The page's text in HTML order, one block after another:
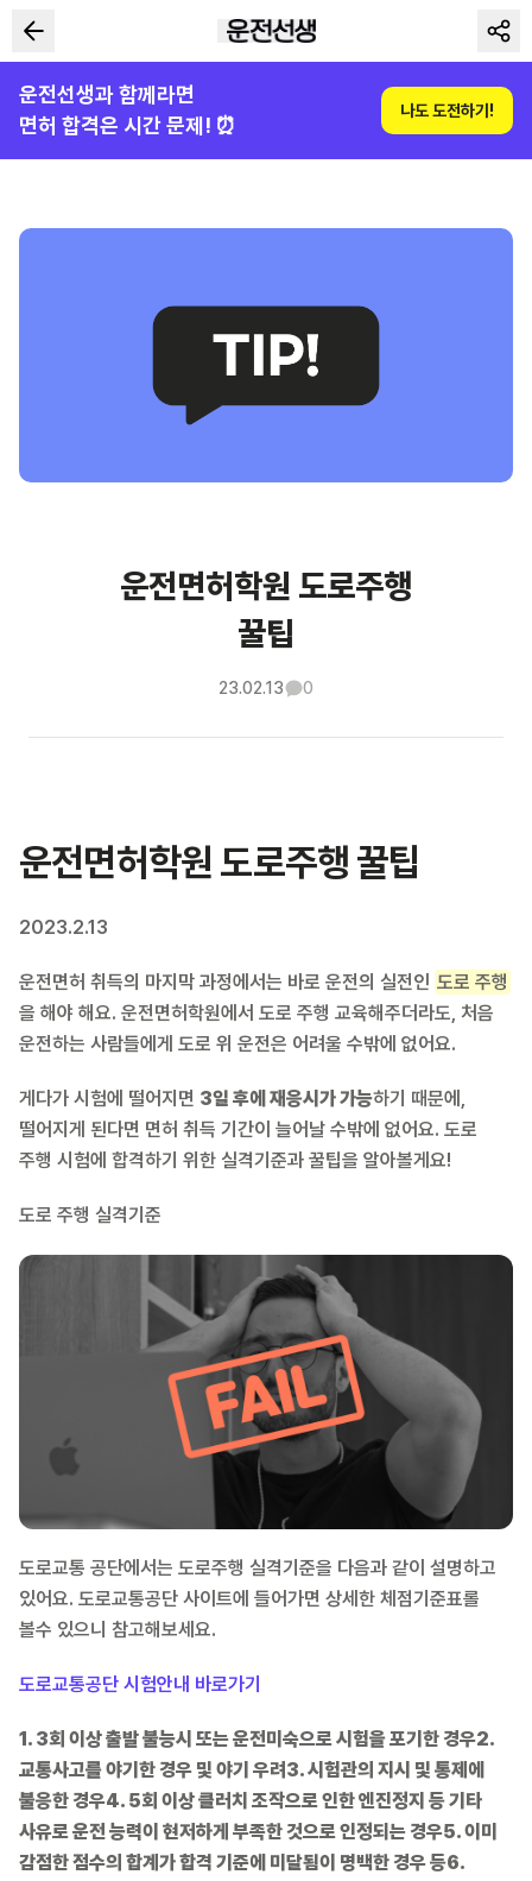
운전선생과 함께라면
면허 합격은 시간 문제! ⏰
나도 도전하기!
운전면허학원 도로주행
꿀팁
23.02.13 0
운전면허학원 도로주행 꿀팁
2023.2.13
운전면허 취득의 마지막 과정에서는 바로 운전의 실전인 도로 주행
을 해야 해요. 운전면허학원에서 도로 주행 교육해주더라도, 처음
운전하는 사람들에게 도로 위 운전은 어려울 수밖에 없어요.
게다가 시험에 떨어지면 3일 후에 재응시가 가능하기 때문에,
떨어지게 된다면 면허 취득 기간이 늘어날 수밖에 없어요. 도로
주행 시험에 합격하기 위한 실격기준과 꿀팁을 알아볼게요!
도로 주행 실격기준
도로교통 공단에서는 도로주행 실격기준을 다음과 같이 설명하고
있어요. 도로교통공단 사이트에 들어가면 상세한 체점기준표롤
볼수 있으니 참고해보세요.
도로교통공단 시험안내 바로가기
1. 3회 이상 출발 불능시 또는 운전미숙으로 시험을 포기한 경우2.
교통사고를 야기한 경우 및 야기 우려 3. 시험관의 지시 및 통제에
불응한 경우4. 5회 이상 클러치 조작으로 인한 엔진정지 등 기타
사유로 운전 능력이 현저하게 부족한 것으로 인정되는 경우5. 이미
감점한 점수의 합계가 합격 기준에 미달됨이 명백한 경우 등6.